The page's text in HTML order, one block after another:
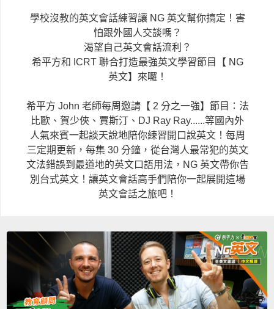
學校沒教的英文會話練習讓 NG 英文幫你搞定！害
怕跟外國人交談嗎？
渴望自己英文會話流利？
希平方和 ICRT 聯合打造最強英文學習節目【 NG
英文】來囉！
希平方 John 老師每周邀請【 2 分之一強】節目：法
比歐、賀少俠、賈斯汀、DJ Ray Ray......等國內外
人氣來賓一起談天說地陪你練習開口說英文！每周
三定期更新，每集 30 分鐘，從台灣人最常犯的英文
文法錯誤到最道地的英文口語用法，NG 英文帶你告
別台式英文！讓英文會話高手們陪你一起展開這場
英文會話之旅吧！